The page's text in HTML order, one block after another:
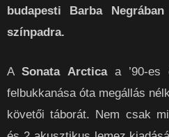
budapesti Barba
színpadra.
ASonata Arcticaa ’90-es
felbukkanása óta megállás
követői táborát. Nem csak